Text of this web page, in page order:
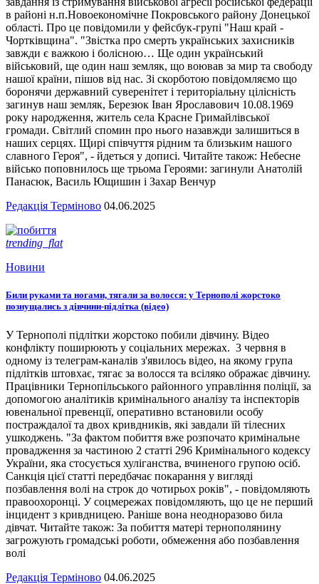
в районі н.п.Новоекономічне Покровського району Донецької
області. Про це повідомили у фейсбук-групі "Наш край -
Чортківщина". "Звістка про смерть українських захисників
завжди є важкою і болісною… Ще один український
військовий, ще один наш земляк, що воював за мир та свободу
нашої країни, пішов від нас. Зі скорботою повідомляємо що
боронячи державний суверенітет і територіальну цілісність
загинув наш земляк, Березюк Іван Ярославович 10.08.1969
року народження, житель села Красне Гримайлівської
громади. Світлий спомин про нього назавжди залишиться в
наших серцях. Щирі співчуття рідним та близьким нашого
славного Героя", - йдеться у дописі. Читайте також: Небесне
військо поповнилось ще трьома Героями: загинули Анатолій
Панасюк, Василь Ющишин і Захар Венчур
Редакція Терміново 04.06.2025
trending_flat
Новини
Били руками та ногами, тягали за волосся: у Тернополі жорстоко
познущались з дівчини-підлітка (відео)
У Тернополі підлітки жорстоко побили дівчину. Відео
конфлікту поширюють у соціальних мережах. 3 червня в
одному із телеграм-каналів з'явилось відео, на якому група
підлітків штовхає, тягає за волосся та всіляко ображає дівчину.
Працівники Тернопільського районного управління поліції, за
допомогою аналітиків кримінального аналізу та інспекторів
ювенальної превенції, оперативно встановили особу
постраждалої та двох кривдників, які завдали їй тілесних
ушкоджень. "За фактом побиття вже розпочато кримінальне
провадження за частиною 2 статті 296 Кримінального кодексу
України, яка стосується хуліганства, вчиненого групою осіб.
Санкція цієї статті передбачає покарання у вигляді
позбавлення волі на строк до чотирьох років", - повідомляють
правоохоронці. У соцмережах повідомляють, що це не перший
інцидент з кривдницею. Раніше вона неодноразово била
дівчат. Читайте також: За побиття матері тернополянину
загрожують громадські роботи, обмеження або позбавлення
волі
Редакція Терміново 04.06.2025